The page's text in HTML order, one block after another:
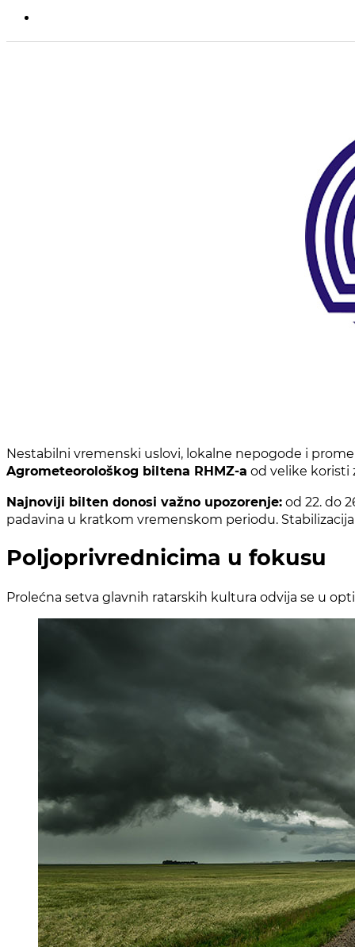
Nestabilni vremenski uslovi, lokalne nepogode i
Agrometeorološkog biltena RHMZ-a od velike koristi
Najnoviji bilten donosi važno upozorenje: od 22. do
padavina u kratkom vremenskom periodu.
Poljoprivrednicima u fokusu
Prolećna setva glavnih ratarskih kultura odvija se u